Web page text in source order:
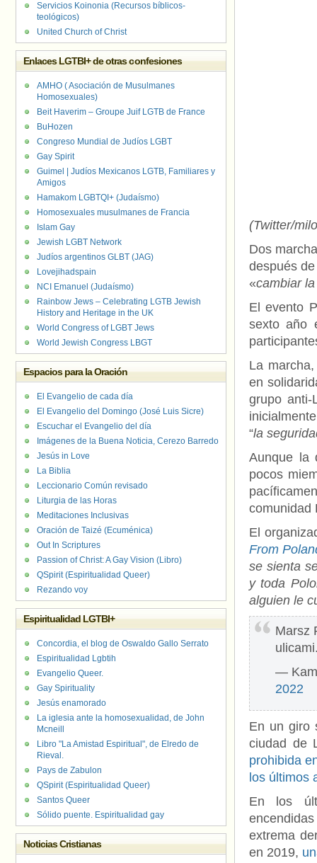
(Twitter/
Dos
después
«cambiar
El evento
sexto año
La
en
grupo anti-
“la
Aunque la
pocos
comunidad
El
From
se sienta
y toda
alguien le
Marsz
—
2022
En un giro
ciudad de
prohibida
los últimos
En los
extrema
en 2019,
Servicios Koinonia (Recursos bíblicos-
teológicos)
United Church of Christ
Enlaces LGTBI+ de otras confesiones
AMHO ( Asociación de Musulmanes
Homosexuales)
Beit Haverim – Groupe Juif LGTB de France
BuHozen
Congreso Mundial de Judíos LGBT
Gay Spirit
Guimel | Judíos Mexicanos LGTB, Familiares y
Amigos
Hamakom LGBTQI+ (Judaísmo)
Homosexuales musulmanes de Francia
Islam Gay
Jewish LGBT Network
Judíos argentinos GLBT (JAG)
Lovejihadspain
NCI Emanuel (Judaísmo)
Rainbow Jews – Celebrating LGTB Jewish
History and Heritage in the UK
World Congress of LGBT Jews
World Jewish Congress LBGT
Espacios para la Oración
El Evangelio de cada día
El Evangelio del Domingo (José Luis Sicre)
Escuchar el Evangelio del día
Imágenes de la Buena Noticia, Cerezo Barredo
Jesús in Love
La Biblia
Leccionario Común revisado
Liturgia de las Horas
Meditaciones Inclusivas
Oración de Taizé (Ecuménica)
Out In Scriptures
Passion of Christ: A Gay Vision (Libro)
QSpirit (Espiritualidad Queer)
Rezando voy
Espiritualidad LGTBI+
Concordia, el blog de Oswaldo Gallo Serrato
Espiritualidad Lgbtih
Evangelio Queer.
Gay Spirituality
Jesús enamorado
La iglesia ante la homosexualidad, de John
Mcneill
Libro "La Amistad Espiritual", de Elredo de
Rieval.
Pays de Zabulon
QSpirit (Espiritualidad Queer)
Santos Queer
Sólido puente. Espiritualidad gay
Noticias Cristianas